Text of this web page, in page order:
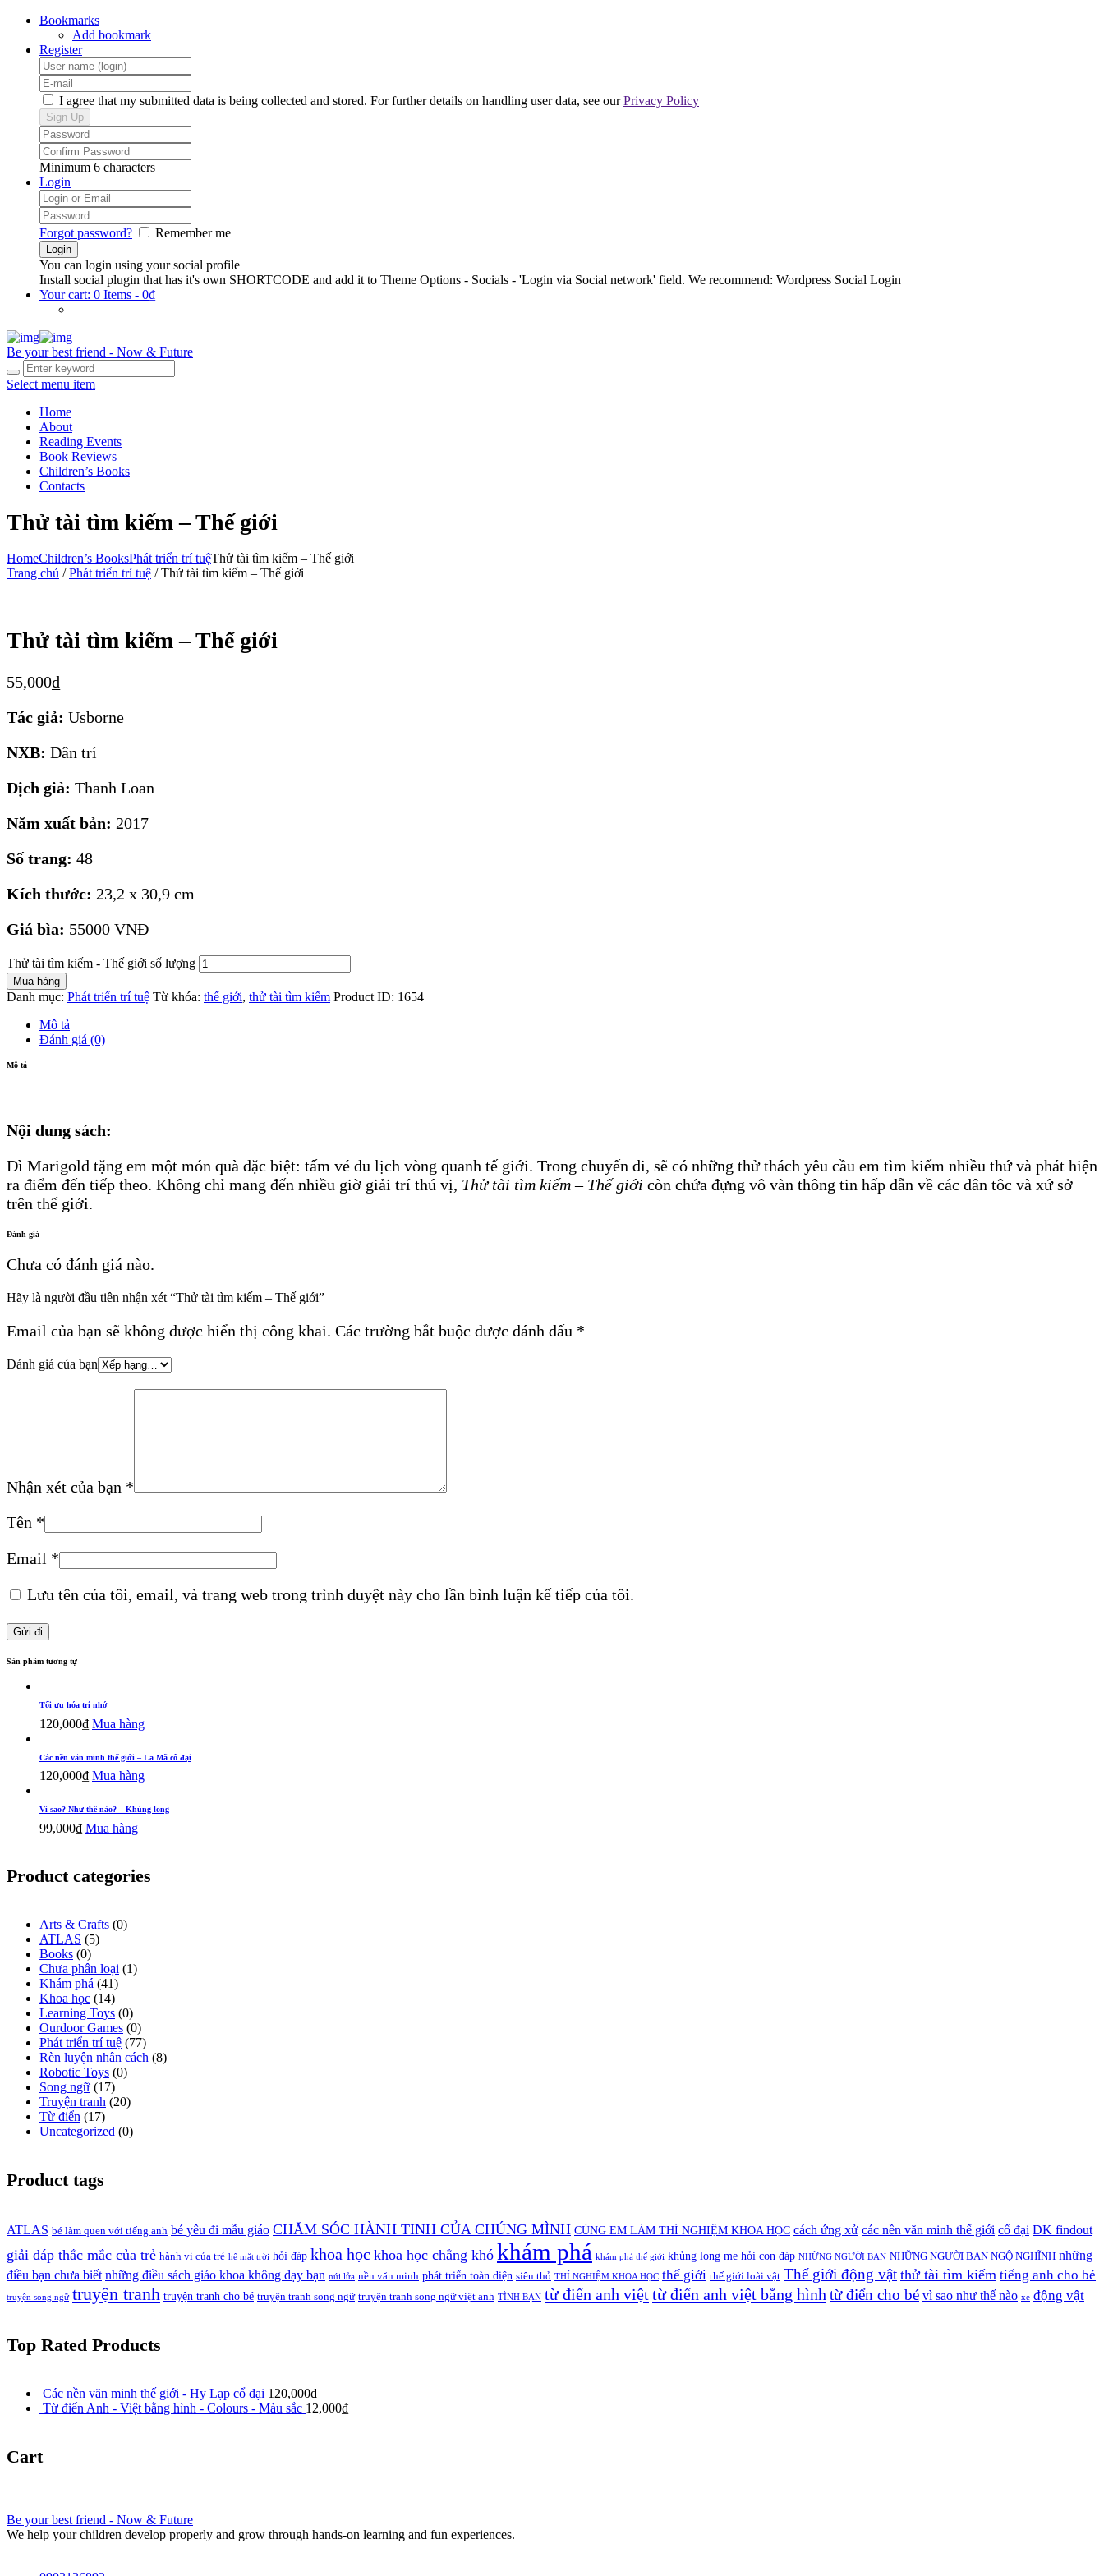
Bookmarks
Add bookmark
Register
I agree that my submitted data is being collected and stored. For further details on handling user data, see ourPrivacy Policy
Minimum 6 characters
Login
Forgot password? Remember me
You can login using your social profile
Install social plugin that has it's own SHORTCODE and add it to Theme Options - Socials - 'Login via Social network' field. We recommend: Wordpress Social Login
Your cart: 0 Items - 0₫
Be your best friend - Now & Future
Select menu item
Home
About
Reading Events
Book Reviews
Children’s Books
Contacts
Thử tài tìm kiếm – Thế giới
HomeChildren’s BooksPhát triển trí tuệThử tài tìm kiếm – Thế giới
Trang chủ /Phát triển trí tuệ / Thử tài tìm kiếm – Thế giới
Thử tài tìm kiếm – Thế giới
55,000₫
Tác giả: Usborne
NXB: Dân trí
Dịch giả: Thanh Loan
Năm xuất bản: 2017
Số trang: 48
Kích thước: 23,2 x 30,9 cm
Giá bìa: 55000 VNĐ
Thử tài tìm kiếm - Thế giới số lượng
Mua hàng
Danh mục: Phát triển trí tuệ Từ khóa: thế giới, thử tài tìm kiếm Product ID: 1654
Mô tả
Đánh giá (0)
Mô tả
Nội dung sách:
Dì Marigold tặng em một món quà đặc biệt: tấm vé du lịch vòng quanh tế giới. Trong chuyến đi, sẽ có những thử thách yêu cầu em tìm kiếm nhiều thứ và phát hiện
ra điểm đến tiếp theo. Không chỉ mang đến nhiều giờ giải trí thú vị, Thử tài tìm kiếm – Thế giới còn chứa đựng vô vàn thông tin hấp dẫn về các dân tôc và xứ sở
trên thế giới.
Đánh giá
Chưa có đánh giá nào.
Hãy là người đầu tiên nhận xét “Thử tài tìm kiếm – Thế giới”
Email của bạn sẽ không được hiển thị công khai. Các trường bắt buộc được đánh dấu *
Đánh giá của bạn
Nhận xét của bạn *
Tên *
Email *
Lưu tên của tôi, email, và trang web trong trình duyệt này cho lần bình luận kế tiếp của tôi.
Sản phẩm tương tự
Tối ưu hóa trí nhớ
120,000₫ Mua hàng
Các nền văn minh thế giới – La Mã cổ đại
120,000₫ Mua hàng
Vì sao? Như thế nào? – Khủng long
99,000₫ Mua hàng
Product categories
Arts & Crafts (0)
ATLAS (5)
Books (0)
Chưa phân loại (1)
Khám phá (41)
Khoa học (14)
Learning Toys (0)
Ourdoor Games (0)
Phát triển trí tuệ (77)
Rèn luyện nhân cách (8)
Robotic Toys (0)
Song ngữ (17)
Truyện tranh (20)
Từ điển (17)
Uncategorized (0)
Product tags
ATLAS bé làm quen với tiếng anh bé yêu đi mẫu giáo CHĂM SÓC HÀNH TINH CỦA CHÚNG MÌNH CÙNG EM LÀM THÍ NGHIỆM KHOA HỌC cách ứng xử các nền văn minh thế giới cổ đại DK findout
giải đáp thắc mắc của trẻ hành vi của trẻ hệ mặt trời hỏi đáp khoa học khoa học chẳng khó khám phá khám phá thế giới khủng long mẹ hỏi con đáp NHỮNG NGƯỜI BẠN NHỮNG NGƯỜI BẠN NGỘ NGHĨNH những
điều bạn chưa biết những điều sách giáo khoa không dạy bạn núi lửa nền văn minh phát triển toàn diện siêu thỏ THÍ NGHIỆM KHOA HỌC thế giới thế giới loài vật Thế giới động vật thử tài tìm kiếm tiếng anh cho bé
truyện song ngữ truyện tranh truyện tranh cho bé truyện tranh song ngữ truyện tranh song ngữ việt anh TÌNH BẠN từ điển anh việttừ điển anh việt bằng hình từ điển cho bé vì sao như thế nào xe động vật
Top Rated Products
Các nền văn minh thế giới - Hy Lạp cổ đại 120,000₫
Từ điển Anh - Việt bằng hình - Colours - Màu sắc 12,000₫
Cart
Be your best friend - Now & Future
We help your children develop properly and grow through hands-on learning and fun experiences.